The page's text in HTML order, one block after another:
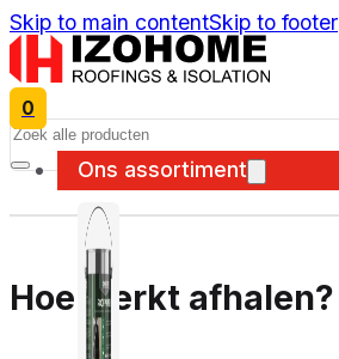
Skip to main contentSkip to footer
0
Ons assortiment
Search
Hoe werkt afhalen?